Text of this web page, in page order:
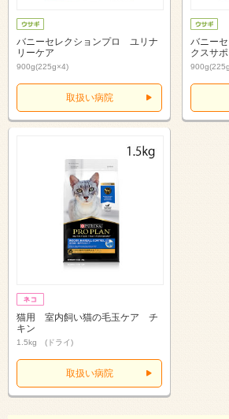
バニーセレクションプロ ユリナ
リーケア
900g(225g×4)
取扱い病院
バニー
クスサポ
猫用 室内飼い猫の毛玉ケア チ
キン
1.5kg (ドライ)
取扱い病院